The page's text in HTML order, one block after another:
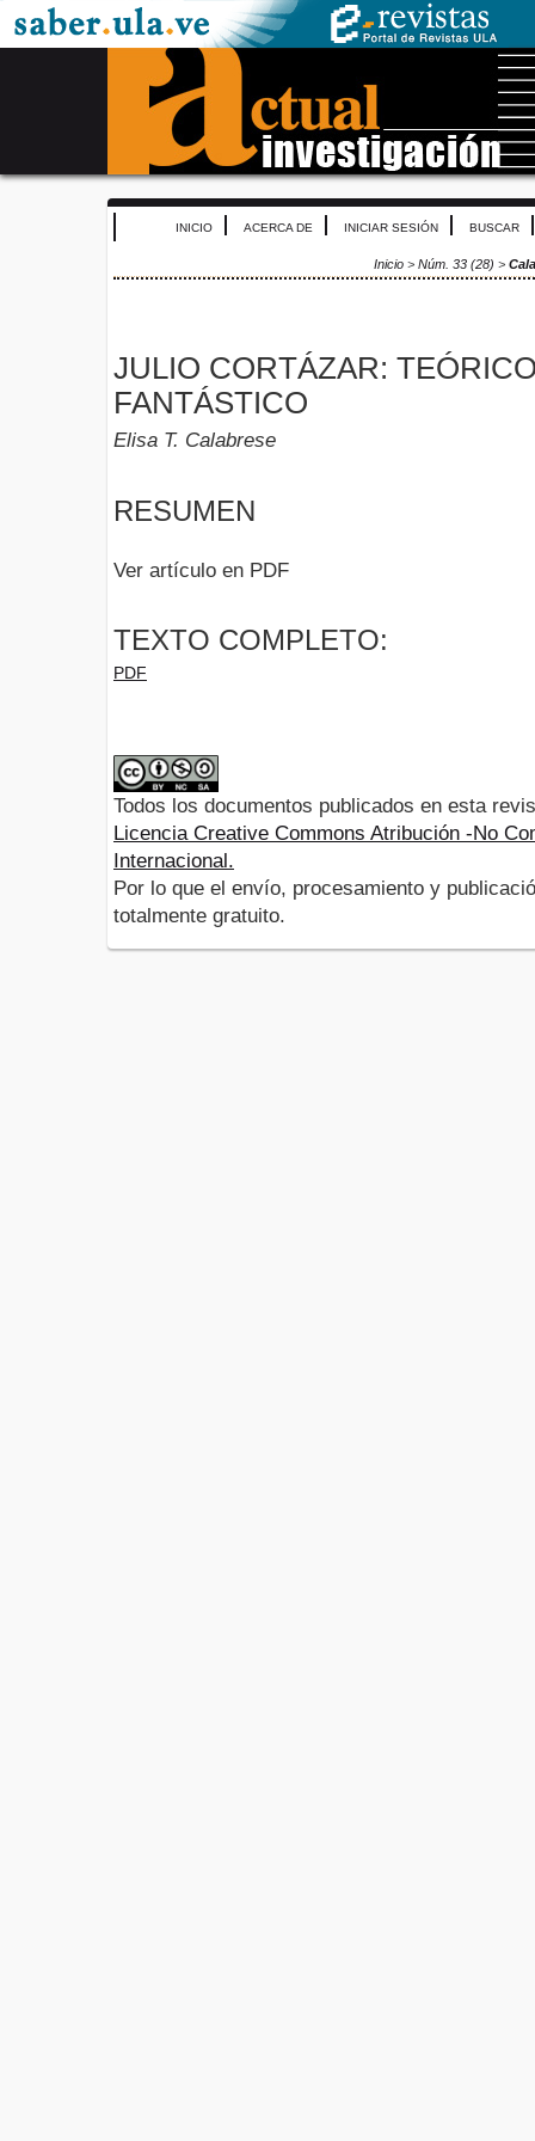
INICIO ACERCA DE INICIAR SESIÓN BUSCAR
Inicio> Núm. 33 (28) >
JULIO CORTÁZAR:
FANTÁSTICO
Elisa T. Calabrese
RESUMEN
Ver artículo en PDF
TEXTO COMPLETO:
PDF
Todos los documentos publicados en esta
Licencia Creative Commons Atribución -No
Internacional.
Por lo que el envío, procesamiento y
totalmente gratuito.